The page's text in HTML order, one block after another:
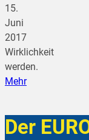
15.
Juni
2017
Wirklichkeit
werden.
Mehr
Der